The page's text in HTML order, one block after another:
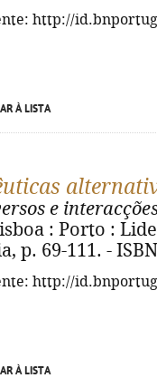
http://
À LISTA
e
: Porto :
p. 69-111. -
http://
À LISTA